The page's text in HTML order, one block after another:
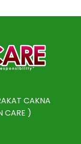
CAKNA
CARE )